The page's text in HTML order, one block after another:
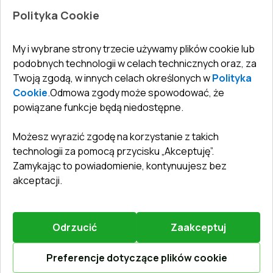
Dla firm, współpraca
Gwarancja
Biuro:ul. Święty Marcin 29/8, 61-806 Poznań
undefined(undefined)
info@toptechnik.com.pl
Polityka prywatności
REGULAMIN
©2026.Wszelkie prawa zastrzeżone.
Obsługiwany przezVitrager.com.Zgłosić problem
Polityka Cookie
My i wybrane strony trzecie używamy plików cookie lub
podobnych technologii w celach technicznych oraz, za
Twoją zgodą, w innych celach określonych wPolityka
Cookie.Odmowa zgody może spowodować, że
powiązane funkcje będą niedostępne.
Możesz wyrazić zgodę na korzystanie z takich
technologii za pomocą przycisku „Akceptuję”.
Zamykając to powiadomienie, kontynuujesz bez
akceptacji.
Odrzucić Zaakceptuj
Preferencje dotyczące plików cookie